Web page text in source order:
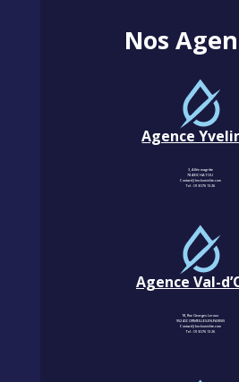
Nos
Agence
3, Allée magritte
78400 CHATOU
Contact@km-humidite.com
Tel :01 30 76 13 26
Agence Val-
18, Rue Georges Leroux
95240 CORMEILLES-EN-PARISIS
Contact@km-humidite.com
Tel :01 30 76 13 26